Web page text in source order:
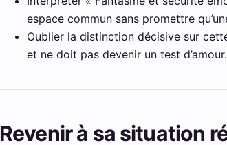
espace commun sans promettre
Oublier la distinction décisive sur
et ne doit pas devenir un test d’amour.
Revenir à sa situation